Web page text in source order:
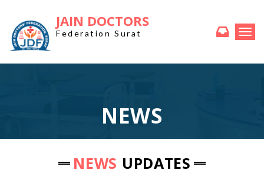
JAIN DOCTORS
Federation Surat
NEWS
NEWS UPDATES